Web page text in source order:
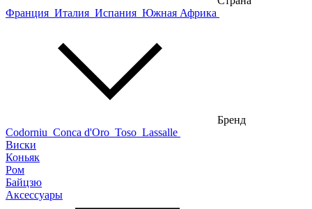
Франция Италия Испания Южная Африка
Бренд
Codorniu Conca d'Oro Toso Lassalle
Виски
Коньяк
Ром
Байцзю
Аксессуары